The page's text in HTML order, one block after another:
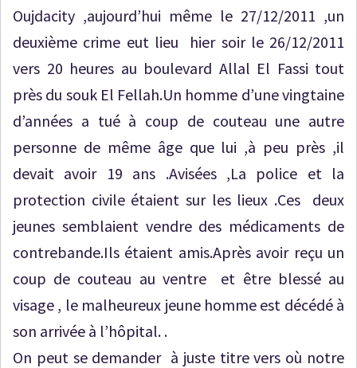
Oujdacity ,aujourd’hui même le 27/12/2011 ,un
deuxième crime eut lieu hier soir le 26/12/2011
vers 20 heures au boulevard Allal El Fassi tout
près du souk El Fellah.Un homme d’une vingtaine
d’années a tué à coup de couteau une autre
personne de même âge que lui ,à peu près ,il
devait avoir 19 ans .Avisées ,La police et la
protection civile étaient sur les lieux .Ces deux
jeunes semblaient vendre des médicaments de
contrebande.Ils étaient amis.Après avoir reçu un
coup de couteau au ventre et être blessé au
visage , le malheureux jeune homme est décédé à
son arrivée à l’hôpital. .
On peut se demander à juste titre vers où notre